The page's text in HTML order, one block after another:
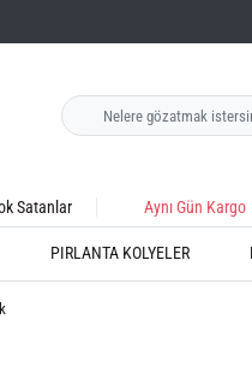
Satanlar Aynı Gün Kargo
PIRLANTA KOLYELER